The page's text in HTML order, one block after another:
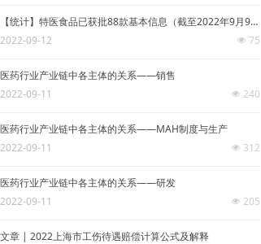
【统计】特医食品已获批88款基本信息（截至2022年9月9日）
넶 75
2022-09-12
医药行业产业链中各主体的关系——销售
넶 240
2022-09-11
医药行业产业链中各主体的关系——MAH制度与生产
넶 312
2022-09-11
医药行业产业链中各主体的关系——研发
넶 205
2022-09-11
文章 | 2022上海市工伤待遇赔偿计算公式及解释